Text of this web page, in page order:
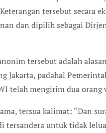
tersebut secara
dan dipilih sebagai
tersebut adalah
Jakarta, padahal
telah mengirim dua orang
tersua kalimat: “Dan
tersandera untuk tidak